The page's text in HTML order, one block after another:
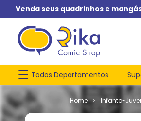
Venda seus quadrinhos e
Todos Departamentos
Infanto-